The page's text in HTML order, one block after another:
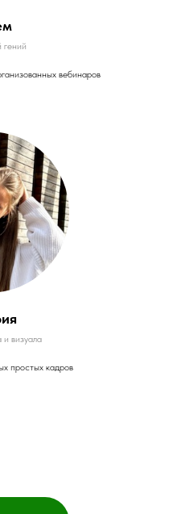
гений
вебинаров
визуала
простых кадров